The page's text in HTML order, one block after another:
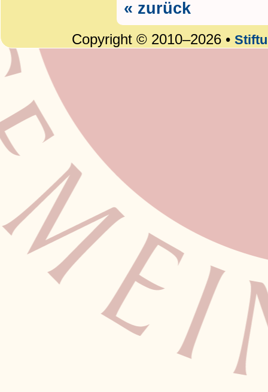
« zurück
Copyright © 2010–2026 •